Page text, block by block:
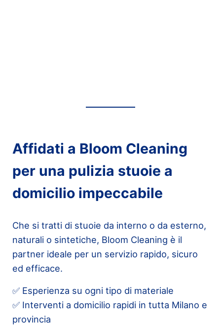
Affidati a Bloom Cleaning
per una pulizia stuoie a
domicilio impeccabile
Che si tratti di stuoie da interno o da esterno,
naturali o sintetiche, Bloom Cleaning è il
partner ideale per un servizio rapido, sicuro
ed efficace.
✅ Esperienza su ogni tipo di materiale
✅ Interventi a domicilio rapidi in tutta Milano e
provincia